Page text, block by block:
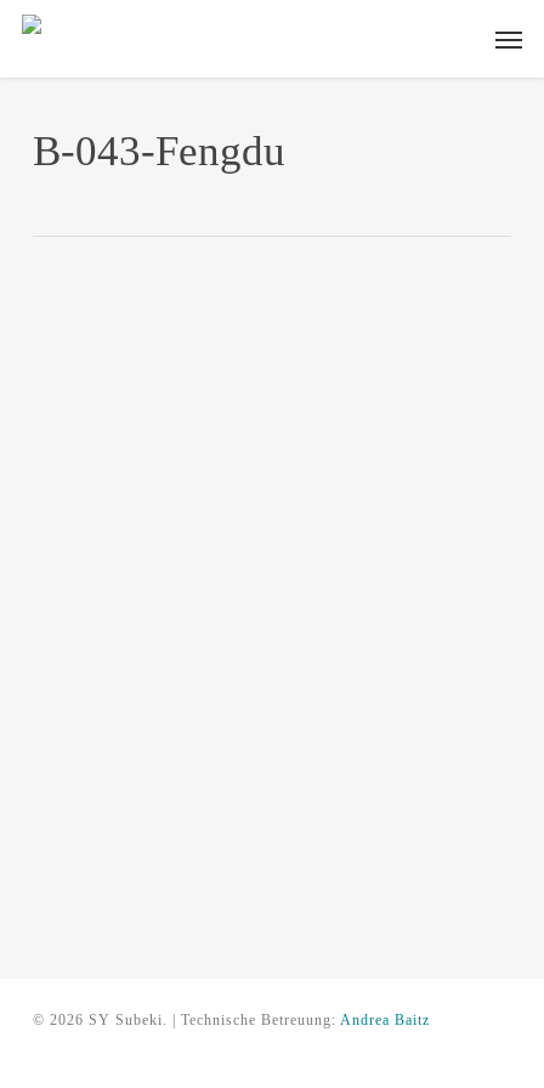
Skip
main
B-043-Fengdu
© 2026 SY Subeki. | Technische Betreuung: Andrea Baitz